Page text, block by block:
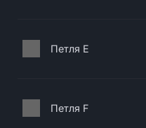
Петля E
Петля F